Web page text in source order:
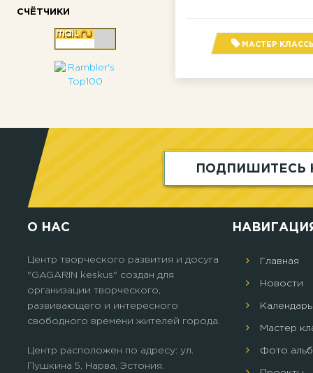
СЧЁТЧИКИ
МАСТЕР
ПОДПИШИТЕСЬ
О НАС
Центр творческого развития и досуга
"GAGARIN keskus" создан для
организации творческого,
развивающего и интересного
свободного времени жителей города.
Центр расположен по адресу: ул.
Пушкина 5, Нарва, Эстония.
Главная
Новости
Календарь
Мастер
Фото